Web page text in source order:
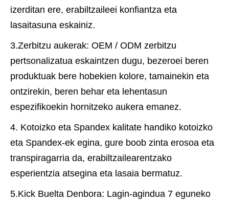
izerditan ere, erabiltzaileei konfiantza eta
lasaitasuna eskainiz.
3.Zerbitzu aukerak: OEM / ODM zerbitzu
pertsonalizatua eskaintzen dugu, bezeroei beren
produktuak bere hobekien kolore, tamainekin eta
ontzirekin, beren behar eta lehentasun
espezifikoekin hornitzeko aukera emanez.
4. Kotoizko eta Spandex kalitate handiko kotoizko
eta Spandex-ek egina, gure boob zinta erosoa eta
transpiragarria da, erabiltzailearentzako
esperientzia atsegina eta lasaia bermatuz.
5.Kick Buelta Denbora: Lagin-agindua 7 eguneko